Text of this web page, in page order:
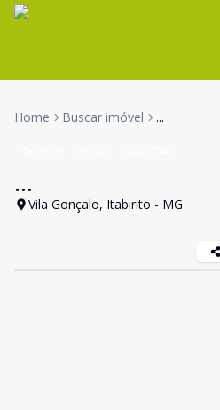
Home Buscar imóvel ...
...
Vila Gonçalo, Itabirito - MG